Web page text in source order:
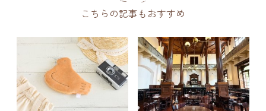
こちらの記事もおすすめ